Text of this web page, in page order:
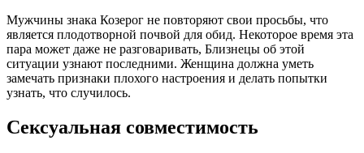
Мужчины знака Козерог не повторяют свои просьбы, что
является плодотворной почвой для обид. Некоторое время эта
пара может даже не разговаривать, Близнецы об этой
ситуации узнают последними. Женщина должна уметь
замечать признаки плохого настроения и делать попытки
узнать, что случилось.
Сексуальная совместимость